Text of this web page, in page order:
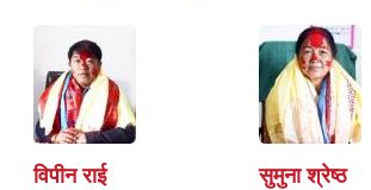
विपीन राई सुमुना श्रेष्ठ